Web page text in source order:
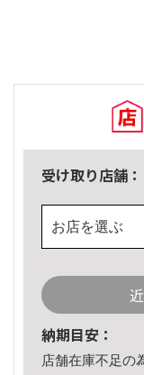
受け取り店舗：
お店を選ぶ
納期目安：
店舗在庫不足の